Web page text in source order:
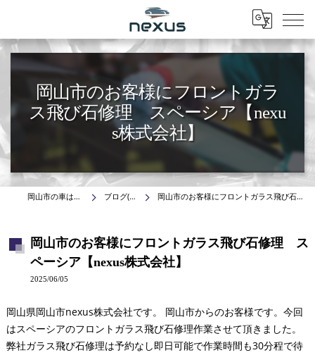
Menu
岡山市のお客様にフロントガラ
ス飛び石修理 スペーシア【nexu
s株式会社】
岡山市の車はnexus株式会社 ブログ(施工事例) 岡山市のお客様にフロントガラス飛び石修理 スペーシア【nexus株式会社】
岡山市のお客様にフロントガラス飛び石修理 ス
ペーシア【nexus株式会社】
2025/06/05
岡山県岡山市nexus株式会社です。 岡山市からのお客様です。今回
はスペーシアのフロントガラス飛び石修理作業させて頂きました。
弊社ガラス飛び石修理は予約なし即日可能で作業時間も30分程で待